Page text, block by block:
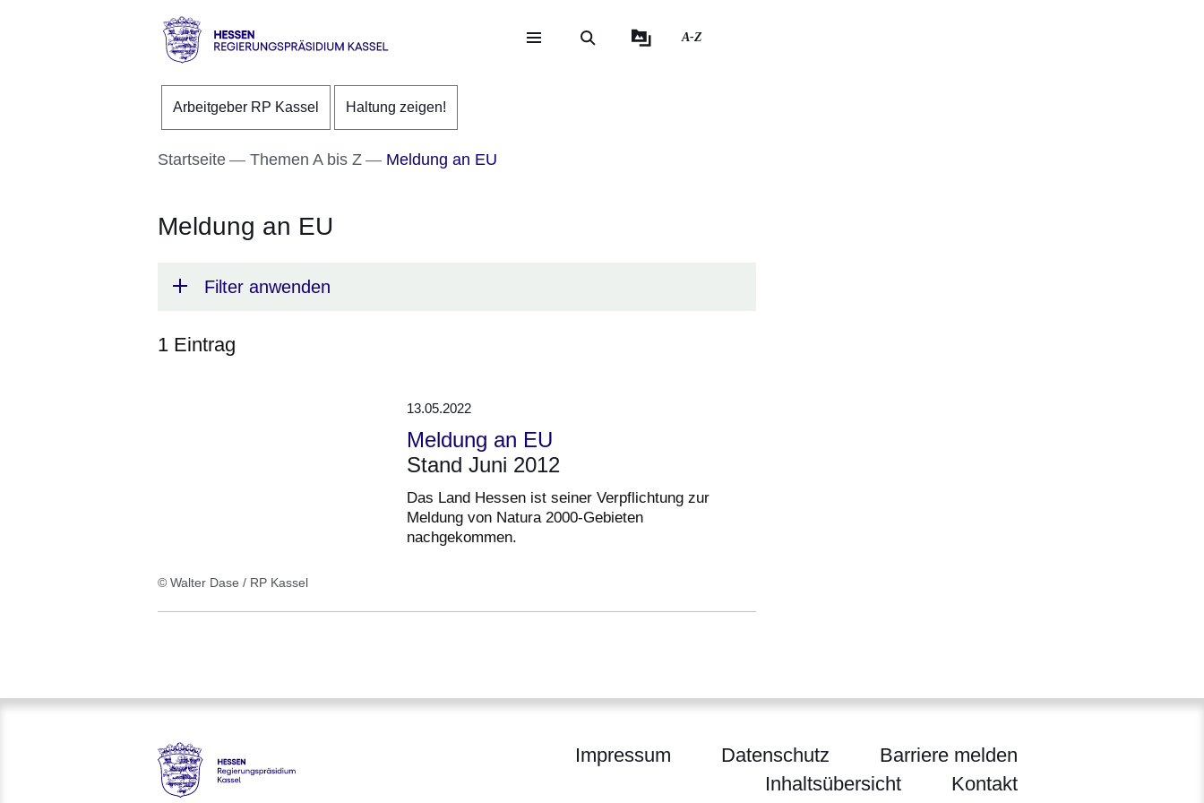
Direkt zum Kopf der Seite
Direkt zum Inhalt
Direkt zum Fuß der Seite
RP
A-Z
Arbeitgeber RP Kassel Haltung zeigen!
Startseite Themen A bis Z Meldung an EU
Meldung an EU
Filter anwenden
1 Eintrag
© Walter Dase / RP Kassel
13.05.2022
Meldung an EU
Stand Juni 2012
Das Land Hessen ist seiner Verpflichtung zur
Meldung von Natura 2000-Gebieten
nachgekommen.
Impressum Datenschutz
Barriere melden
Inhaltsübersicht
Kontakt